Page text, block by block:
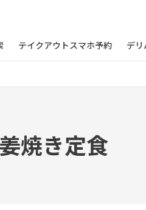
テイクアウトスマホ予約 デリ
焼き定食